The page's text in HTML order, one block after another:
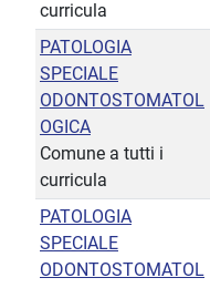
curricula
PATOLOGIA
SPECIALE
ODONTOSTOMATOL
OGICA
Comune a tutti i
curricula
PATOLOGIA
SPECIALE
ODONTOSTOMATOL